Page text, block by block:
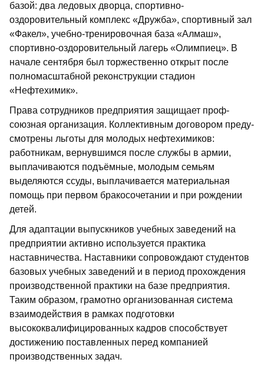
базой: два ледовых дворца, спортивно-
оздоровительный комплекс «Дружба», спортивный зал
«Факел», учебно-тренировочная база «Алмаш»,
спортивно-оздоровительный лагерь «Олимпиец». В
начале сентября был торжественно открыт после
полномасштабной реконструкции стадион
«Нефтехимик».
Права сотрудников предприятия защищает проф­
союзная организация. Коллективным договором преду­
смотрены льготы для молодых нефтехимиков:
работникам, вернувшимся после службы в армии,
выплачиваются подъёмные, молодым семьям
выделяются ссуды, выплачивается материальная
помощь при первом бракосочетании и при рождении
детей.
Для адаптации выпускников учебных заведений на
предприятии активно используется практика
наставничества. Наставники сопровождают студентов
базовых учебных заведений и в период прохождения
производственной практики на базе предприятия.
Таким образом, грамотно организованная система
взаимодействия в рамках подготовки
высококвалифицированных кадров способствует
достижению поставленных перед компанией
производственных задач.